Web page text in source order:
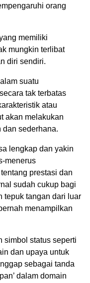
orang
memiliki
mungkin terlibat
diri sendiri.
suatu
tak terbatas
atau
akan melakukan
sederhana.
lengkap dan yakin
menerus
prestasi dan
sudah cukup bagi
tepuk tangan dari luar
menampilkan
simbol status seperti
dan upaya untuk
sebagai tanda
dalam domain